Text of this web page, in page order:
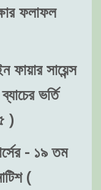
ফলাফল
সায়েন্স
ভর্তি
)
- ১৯ তম
(